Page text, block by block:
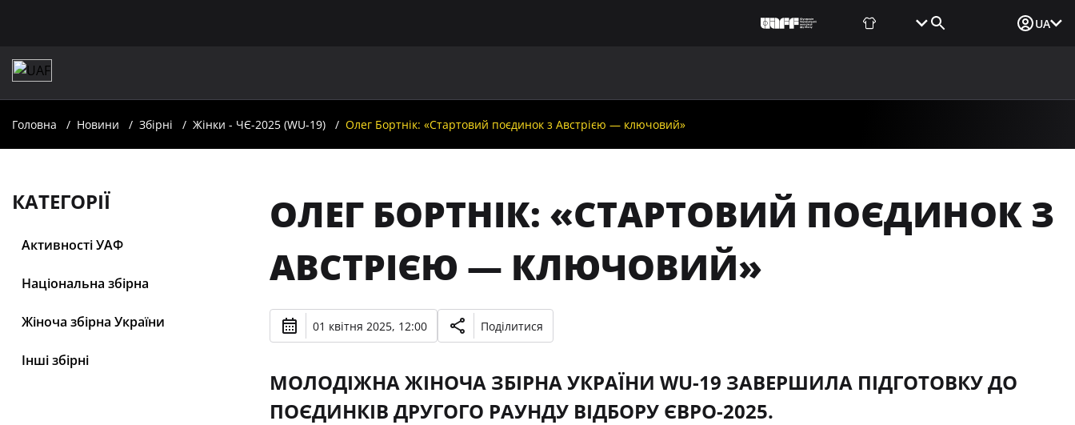
UA
Головна Новини Збірні Жінки - ЧЄ-2025 (WU-19) Олег Бортнік: «Стартовий поєдинок з Австрією — ключовий»
КАТЕГОРІЇ
Активності УАФ
Національна збірна
Жіноча збірна України
Інші збірні
ОЛЕГ БОРТНІК: «СТАРТОВИЙ ПОЄДИНОК З
АВСТРІЄЮ — КЛЮЧОВИЙ»
01 квітня 2025, 12:00 Поділитися
МОЛОДІЖНА ЖІНОЧА ЗБІРНА УКРАЇНИ WU-19 ЗАВЕРШИЛА ПІДГОТОВКУ ДО
ПОЄДИНКІВ ДРУГОГО РАУНДУ ВІДБОРУ ЄВРО-2025.